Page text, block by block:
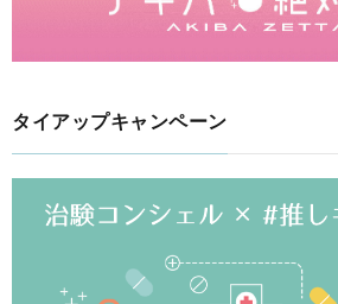
タイアップキャンペーン